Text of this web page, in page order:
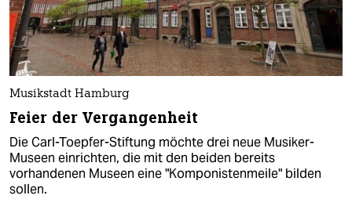
Musikstadt Hamburg
Feier der Vergangenheit
Die Carl-Toepfer-Stiftung möchte drei neue Musiker-
Museen einrichten, die mit den beiden bereits
vorhandenen Museen eine "Komponistenmeile" bilden
sollen.